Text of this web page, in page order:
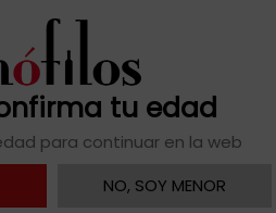
tu edad
para continuar en la web
NO, SOY MENOR
Guardar Personalización
Añadir al carrito
a mis favoritos